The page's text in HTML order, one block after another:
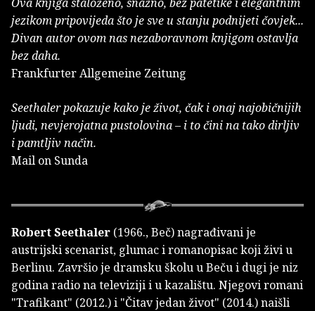
jezikom pripovijeda što je sve u stanju podnijeti čovjek...
Divan autor ovom nas nezaboravnom knjigom ostavlja
bez daha.
Frankfurter Allgemeine Zeitung
Seethaler pokazuje kako je život, čak i onaj najobičnijih
ljudi, nevjerojatna pustolovina – i to čini na tako dirljiv
i pamtljiv način.
Mail on Sunda
Robert Seethaler (1966., Beč) nagrađivani je
austrijski scenarist, glumac i romanopisac koji živi u
Berlinu. Završio je dramsku školu u Beču i dugi je niz
godina radio na televiziji i u kazalištu. Njegovi romani
"Trafikant" (2012.) i "Čitav jedan život" (2014.) naišli